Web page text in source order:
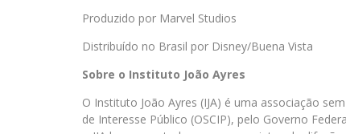
Produzido por Marvel Studios
Distribuído no Brasil por Disney/Buena Vista
Sobre o Instituto João Ayres
O Instituto João Ayres (IJA) é uma associação
de Interesse Público (OSCIP), pelo Governo